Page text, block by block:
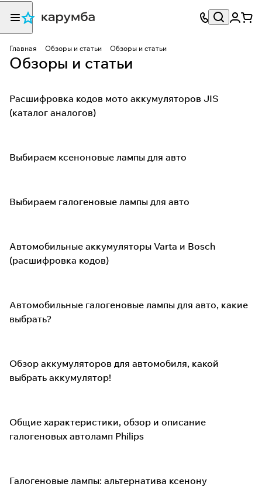
Главная Обзоры и статьи Обзоры и статьи
Обзоры и статьи
Расшифровка кодов мото аккумуляторов JIS
(каталог аналогов)
Выбираем ксеноновые лампы для авто
Выбираем галогеновые лампы для авто
Автомобильные аккумуляторы Varta и Bosch
(расшифровка кодов)
Автомобильные галогеновые лампы для авто, какие
выбрать?
Обзор аккумуляторов для автомобиля, какой
выбрать аккумулятор!
Общие характеристики, обзор и описание
галогеновых автоламп Philips
Галогеновые лампы: альтернатива ксенону